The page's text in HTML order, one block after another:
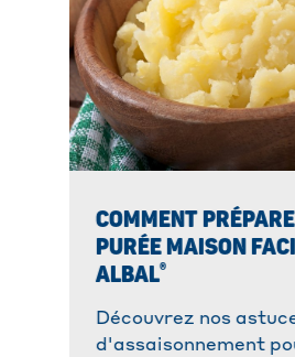
COMMENT
PURÉE MAISON
ALBAL®
Découvrez nos
d'assaisonnement